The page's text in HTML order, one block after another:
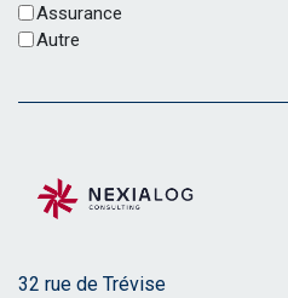
Assurance
Autre
32 rue de Trévise